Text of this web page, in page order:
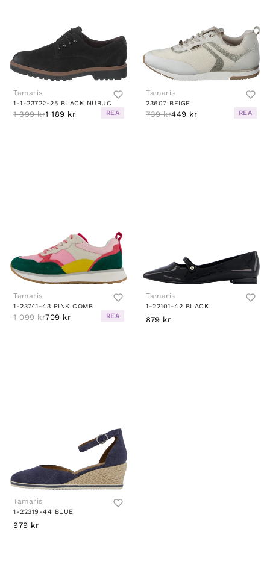
Tamaris
1-1-23722-25 BLACK NUBUC
1 399 kr1 189 kr REA
Tamaris
23607 BEIGE
739 kr449 kr REA
Tamaris
1-23741-43 PINK COMB
1 099 kr709 kr REA
Tamaris
1-22101-42 BLACK
879 kr
Tamaris
1-22319-44 BLUE
979 kr